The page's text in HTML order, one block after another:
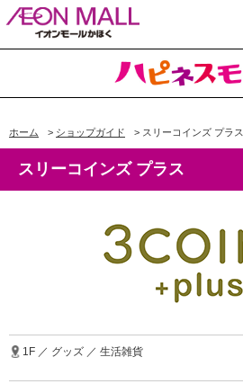
ホーム > ショップガイド > スリーコインズ プラス
スリーコインズ プラス
1F ／ グッズ ／ 生活雑貨